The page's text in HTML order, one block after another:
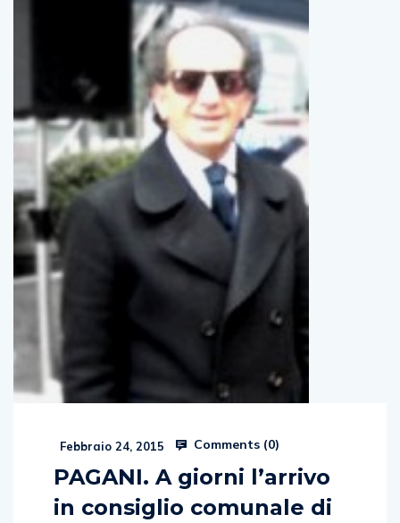
Febbraio 24, 2015 Comments (0)
PAGANI. A giorni l’arrivo
in consiglio comunale di